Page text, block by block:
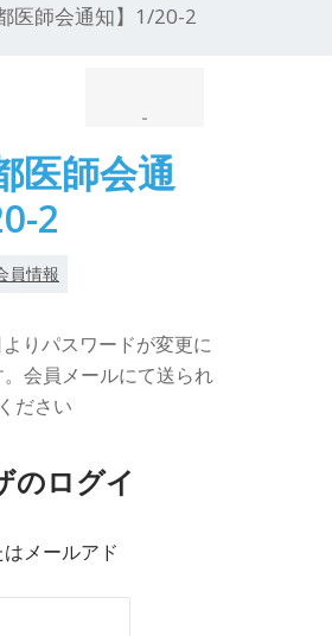
医師会通知】1/20-2
-
医師会通
2
員情報
りパスワードが変更に
会員メールにて送られ
ださい
のログイ
メールアド